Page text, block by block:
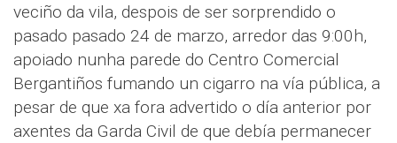
veciño da vila, despois de ser sorprendido o
pasado pasado 24 de marzo, arredor das 9:00h,
apoiado nunha parede do Centro Comercial
Bergantiños fumando un cigarro na vía pública, a
pesar de que xa fora advertido o día anterior por
axentes da Garda Civil de que debía permanecer